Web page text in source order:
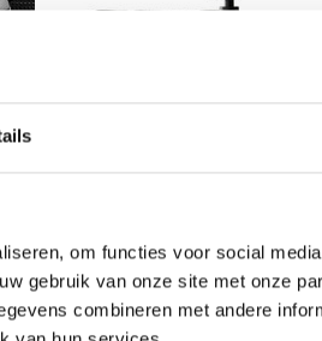
om functies voor social
gebruik van onze site met onze
combineren met andere